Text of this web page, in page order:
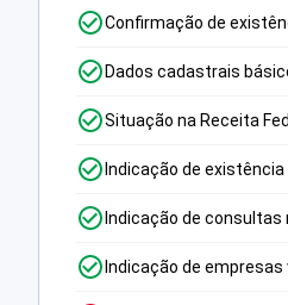
Confirmação de
Dados cadastrais
Situação na Receita
Indicação de
Indicação de
Indicação de empresas